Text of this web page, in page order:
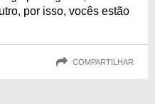
por isso, vocês estão
COMPARTILHAR